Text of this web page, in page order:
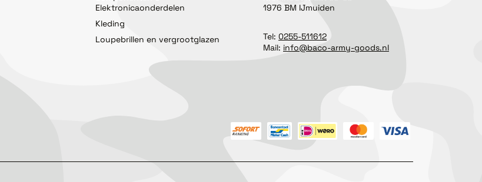
Elektronicaonderdelen
Kleding
Loupebrillen en vergrootglazen
1976 BM IJmuiden
Tel: 0255-511612
Mail: info@baco-army-goods.nl